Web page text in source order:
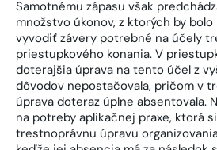
Samotnému zápasu však
množstvo úkonov, z ktorých by
vyvodiť závery potrebné na účely
priestupkového konania. V
doterajšia úprava na tento účel z
dôvodov nepostačovala, pričom v
úprava doteraz úplne absentovala.
na potreby aplikačnej praxe, ktorá
trestnoprávnu úpravu